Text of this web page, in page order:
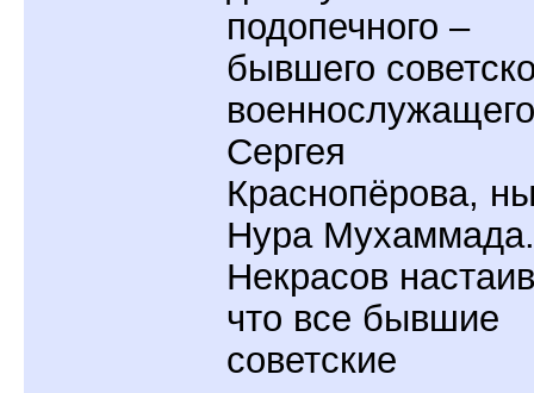
подопечного –
бывшего
военнослужащего
Сергея
Краснопёрова,
Нура Мухаммада.
Некрасов
что все бывшие
советские